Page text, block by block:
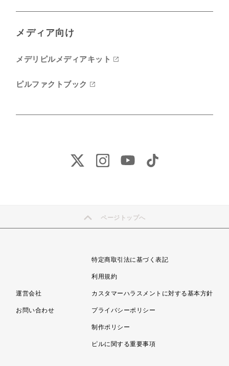
メディア向け
メデリピルメディアキット
ピルファクトブック
ページトップへ
運営会社
お問い合わせ
特定商取引法に基づく表記
利用規約
カスタマーハラスメントに対する基本方針
プライバシーポリシー
制作ポリシー
ピルに関する重要事項